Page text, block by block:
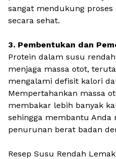
sangat mendukung
secara sehat.
3. Pembentukan dan
Protein dalam susu
menjaga massa otot,
mengalami defisit kalori
Mempertahankan massa
membakar lebih banyak
sehingga membantu Anda
penurunan berat badan
Resep Susu Rendah